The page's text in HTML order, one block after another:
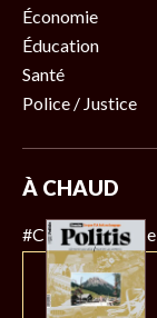
Économie
Éducation
Santé
Police / Justice
À CHAUD
#Climat #Police